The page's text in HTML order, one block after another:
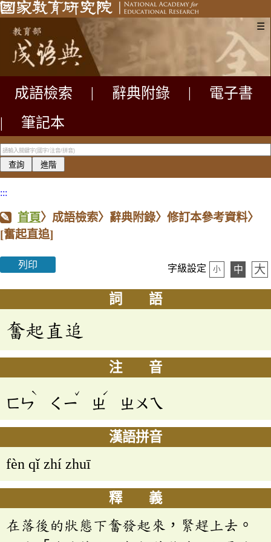
☰
成語檢索 辭典附錄
電子書
|
筆記本
:::
首頁〉成語檢索〉辭典附錄〉修訂本參考資料〉
[奮起直追]
列印 字級設定 小 中 大
詞 語
奮起直追
注 音
ㄈㄣ
ˋ
ㄑㄧ
ˇ
ㄓ
ˊ
ㄓㄨㄟ
漢語拼音
fèn qǐ zhí zhuī
釋 義
在落後的狀態下奮發起來，緊趕上去。